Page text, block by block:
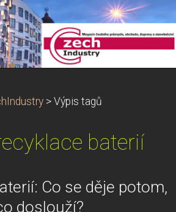
> Výpis tagů
baterií
Co se děje potom,
doslouží?